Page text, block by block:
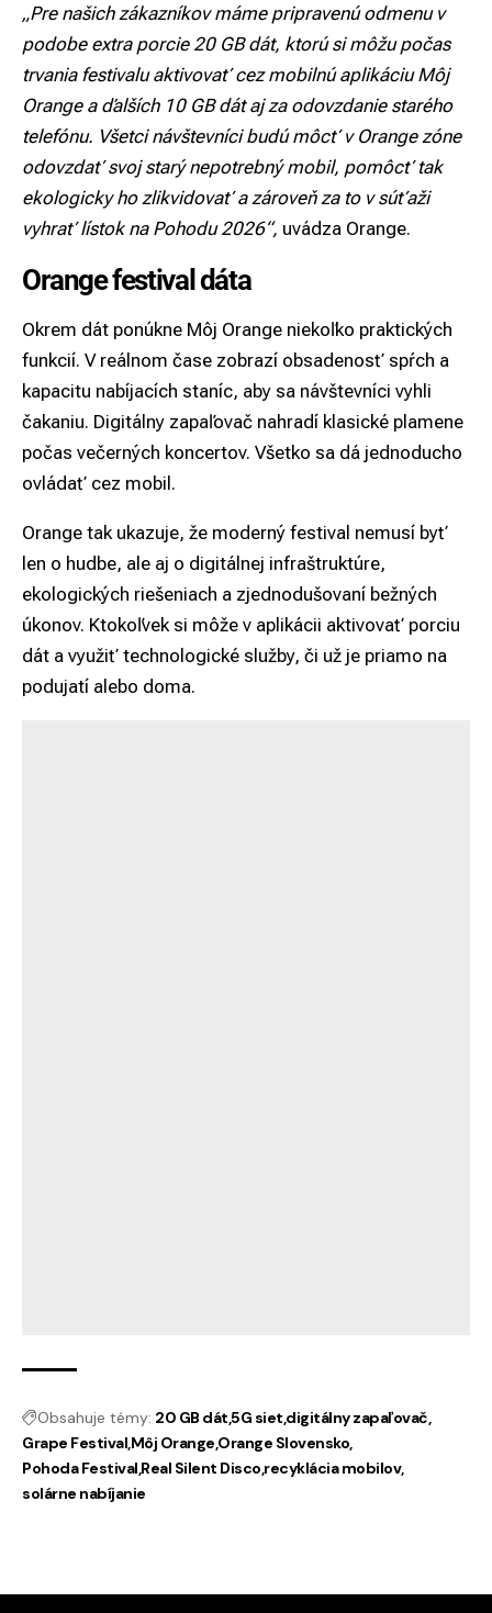
„Pre našich zákazníkov máme pripravenú odmenu v
podobe extra porcie 20 GB dát, ktorú si môžu počas
trvania festivalu aktivovať cez mobilnú aplikáciu Môj
Orange a ďalších 10 GB dát aj za odovzdanie starého
telefónu. Všetci návštevníci budú môcť v Orange zóne
odovzdať svoj starý nepotrebný mobil, pomôcť tak
ekologicky ho zlikvidovať a zároveň za to v súťaži
vyhrať lístok na Pohodu 2026“, uvádza Orange.
Orange festival dáta
Okrem dát ponúkne Môj Orange niekoľko praktických
funkcií. V reálnom čase zobrazí obsadenosť spŕch a
kapacitu nabíjacích staníc, aby sa návštevníci vyhli
čakaniu. Digitálny zapaľovač nahradí klasické plamene
počas večerných koncertov. Všetko sa dá jednoducho
ovládať cez mobil.
Orange tak ukazuje, že moderný festival nemusí byť
len o hudbe, ale aj o digitálnej infraštruktúre,
ekologických riešeniach a zjednodušovaní bežných
úkonov. Ktokoľvek si môže v aplikácii aktivovať porciu
dát a využiť technologické služby, či už je priamo na
podujatí alebo doma.
Obsahuje témy: 20 GB dát5G sietdigitálny zapaľovač
Grape FestivalMôj OrangeOrange Slovensko
Pohoda FestivalReal Silent Discorecyklácia mobilov
solárne nabíjanie